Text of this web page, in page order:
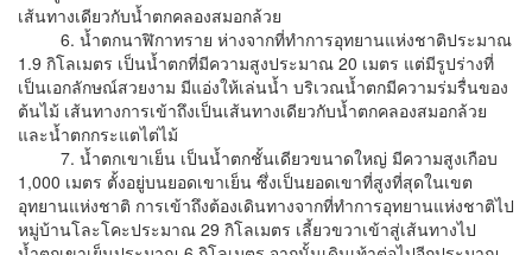
เส้นทางเดียวกับน้ำตกคลองสมอกล้วย
6. น้ำตกนาฬิกาทราย ห่างจากที่ทำการอุทยานแห่งชาติประมาณ
1.9 กิโลเมตร เป็นน้ำตกที่มีความสูงประมาณ 20 เมตร แต่มีรูปร่างที่
เป็นเอกลักษณ์สวยงาม มีแอ่งให้เล่นน้ำ บริเวณน้ำตกมีความร่มรื่นของ
ต้นไม้ เส้นทางการเข้าถึงเป็นเส้นทางเดียวกับน้ำตกคลองสมอกล้วย
และน้ำตกกระแตไต่ไม้
7. น้ำตกเขาเย็น เป็นน้ำตกชั้นเดียวขนาดใหญ่ มีความสูงเกือบ
1,000 เมตร ตั้งอยู่บนยอดเขาเย็น ซึ่งเป็นยอดเขาที่สูงที่สุดในเขต
อุทยานแห่งชาติ การเข้าถึงต้องเดินทางจากที่ทำการอุทยานแห่งชาติไป
หมู่บ้านโละโคะประมาณ 29 กิโลเมตร เลี้ยวขวาเข้าสู่เส้นทางไป